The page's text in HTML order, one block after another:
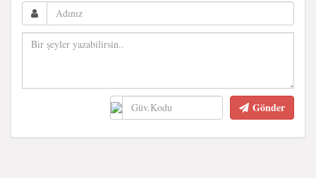
Gönder